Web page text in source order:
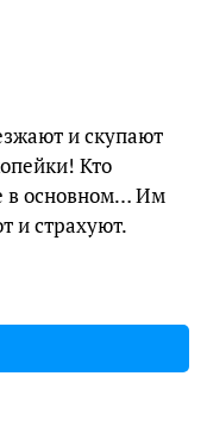
и скупают
Кто
в основном… Им
и страхуют.